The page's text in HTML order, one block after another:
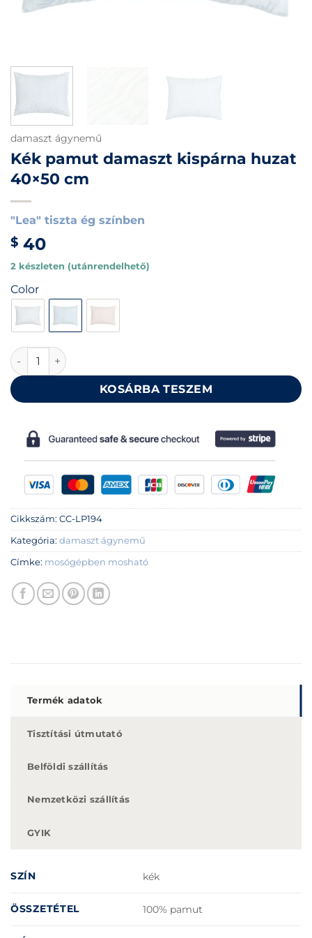
damaszt ágynemű
Kék pamut damaszt kispárna huzat
40×50 cm
"Lea" tiszta ég színben
$ 40
2 készleten (utánrendelhető)
Color
Kék pamut damaszt kispárna huzat 40x50 cm mennyiség
KOSÁRBA TESZEM
Cikkszám: CC-LP194
Kategória: damaszt ágynemű
Címke: mosógépben mosható
Termék adatok
Tisztítási útmutató
Belföldi szállítás
Nemzetközi szállítás
GYIK
SZÍN kék
ÖSSZETÉTEL 100% pamut